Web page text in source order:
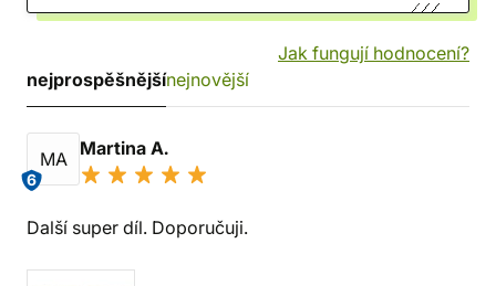
Jak fungují hodnocení?
nejprospěšnějšínejnovější
MA
6
Martina A.
Další super díl. Doporučuji.